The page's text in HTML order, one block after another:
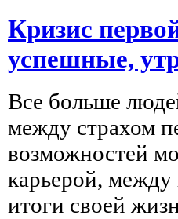
Кризис
успешные,
Все больше
между страхом
возможностей
карьерой,
итоги своей